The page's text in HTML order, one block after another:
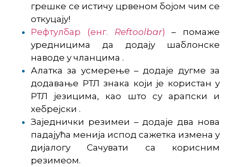
грешке се истичу црвеном бојом чим се
откуцају!
Рефтулбар (енг. Reftoolbar) – помаже
уредницима да додају шаблонске
наводе у чланцима .
Алатка за усмерење – додаје дугме за
додавање РТЛ знака који је користан у
РТЛ језицима, као што су арапски и
хебрејски .
Заједнички резимеи – додаје два нова
падајућа менија испод сажетка измена у
дијалогу Сачувати са корисним
резимеом.